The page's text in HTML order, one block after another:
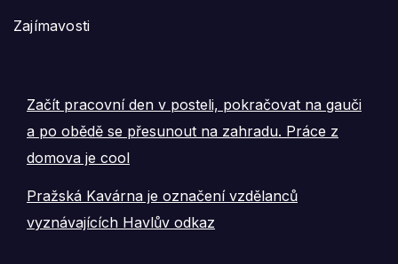
Zajímavosti
Začít pracovní den v posteli, pokračovat na gauči
a po obědě se přesunout na zahradu. Práce z
domova je cool
Pražská Kavárna je označení vzdělanců
vyznávajících Havlův odkaz